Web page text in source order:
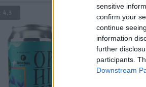
sensitive
confirm your
continue
information
further
participants.
Downstream
4,3